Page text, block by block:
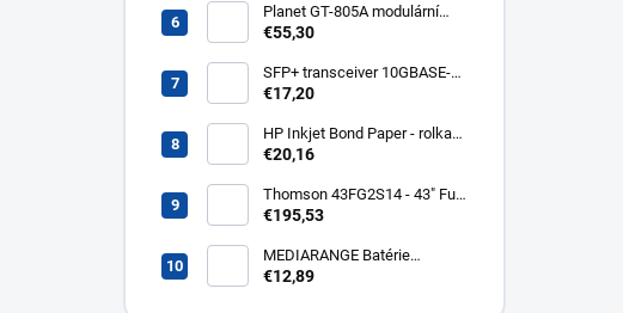
Planet GT-805A modulární
konvertor Gigabit
805A
€55,30
SFP+ transceiver 10GBASE-
SR/SW, multirate, MM, OM3-
850nm VCSEL, LC dup., DMI ,
DELL komp.. SFP-PLUS-SR-
€17,20
HP Inkjet Bond Paper - rolka
24'' Q1396A
€20,16
Thomson 43FG2S14 - 43" Full
HD, Google TV, LED, čierny
€195,53
MEDIARANGE Batérie
nabíjateľné AAA, USB-C, 4ks
€12,89